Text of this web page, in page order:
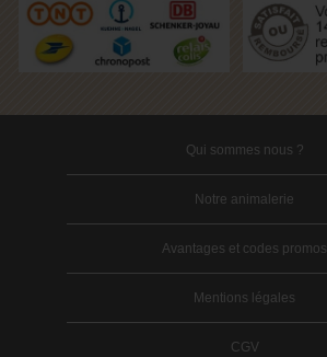
Qui sommes nous ?
Notre animalerie
Avantages et codes promos
Mentions légales
CGV